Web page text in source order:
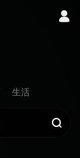
生活